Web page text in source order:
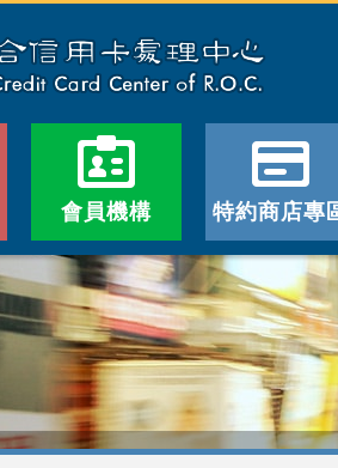
會員機構 特約商店專